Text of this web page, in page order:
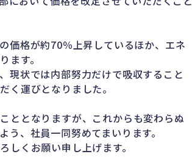
価格が約70％上昇しているほか、エネ
ます。
現状では内部努力だけで吸収すること
く運びとなりました。
ととなりますが、これからも変わらぬ
、社員一同努めてまいります。
くお願い申し上げます。